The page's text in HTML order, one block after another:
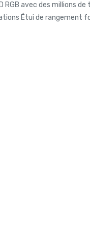
avec des millions
Étui de rangement